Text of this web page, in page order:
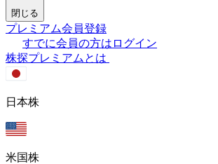
閉じる
プレミアム会員登録
すでに会員の方はログイン
株探プレミアムとは
日本株
米国株